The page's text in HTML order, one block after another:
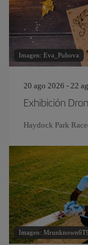
Imagen: Eva_Puhova
20 ago 2026 - 22
Exhibición
Haydock Park
Imagen: